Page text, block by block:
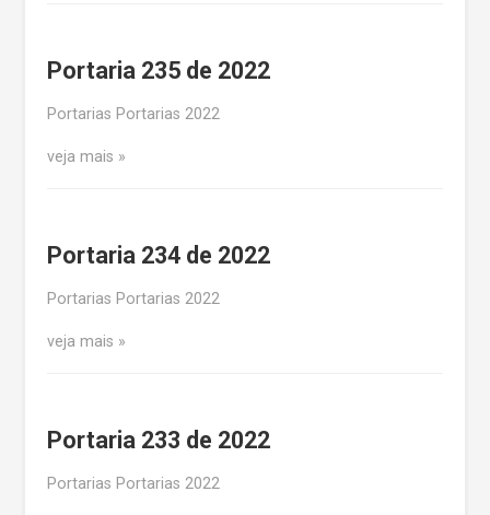
Portaria 235 de 2022
Portarias Portarias 2022
veja mais
Portaria 234 de 2022
Portarias Portarias 2022
veja mais
Portaria 233 de 2022
Portarias Portarias 2022